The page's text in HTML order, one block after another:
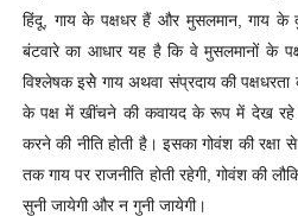
हिंदू, गाय के पक्षधर हैं और मुसलमान, गाय के
बंटवारे का आधार यह है कि वे मुसलमानों के
विश्लेषक इसेे गाय अथवा संप्रदाय की पक्षधरता
के पक्ष में खींचने की कवायद के रूप में देख रहे
करने की नीति होती है। इसका गोवंश की रक्षा
तक गाय पर राजनीति होती रहेगी, गोवंश की
सुनी जायेगी और न गुनी जायेगी।